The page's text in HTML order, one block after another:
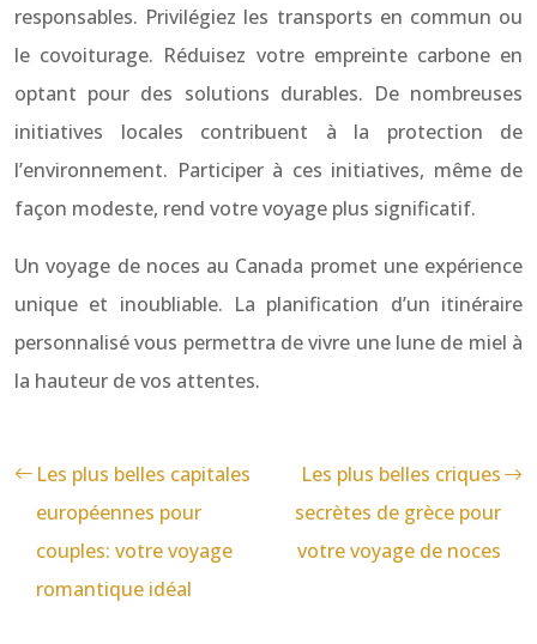
responsables. Privilégiez les transports en commun ou
le covoiturage. Réduisez votre empreinte carbone en
optant pour des solutions durables. De nombreuses
initiatives locales contribuent à la protection de
l’environnement. Participer à ces initiatives, même de
façon modeste, rend votre voyage plus significatif.
Un voyage de noces au Canada promet une expérience
unique et inoubliable. La planification d’un itinéraire
personnalisé vous permettra de vivre une lune de miel à
la hauteur de vos attentes.
Les plus belles capitales
européennes pour
couples: votre voyage
romantique idéal
Les plus belles criques
secrètes de grèce pour
votre voyage de noces